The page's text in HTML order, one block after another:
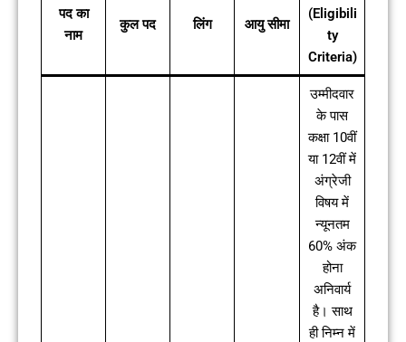
पद का
नाम
कुल पद लिंग आयु सीमा
(Eligibili
ty
Criteria)
उम्मीदवार
के पास
कक्षा 10वीं
या 12वीं में
अंग्रेजी
विषय में
न्यूनतम
60% अंक
होना
अनिवार्य
है। साथ
ही निम्न में